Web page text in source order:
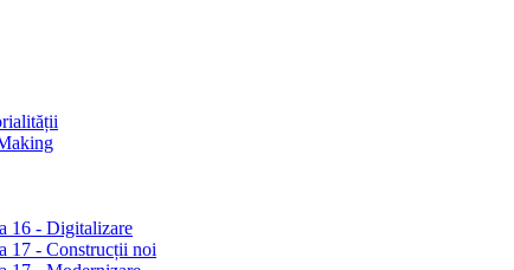
16 - Digitalizare
17 - Construcții noi